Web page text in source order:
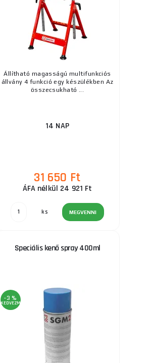
Állítható magasságú multifunkciós
állvány 4 funkció egy készülékben Az
összecsukható ...
14 NAP
31 650 Ft
ÁFA nélkül 24 921 Ft
ks MEGVENNI
Speciális kenő spray 400ml
-3 %
KEDVEZMÉNY